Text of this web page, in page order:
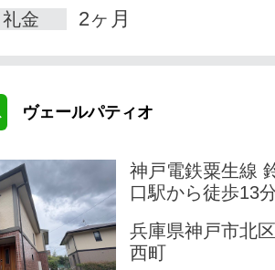
礼金 2ヶ月
ヴェールパティオ
神戸電鉄粟生線
口駅から徒歩13
兵庫県神戸市北
西町